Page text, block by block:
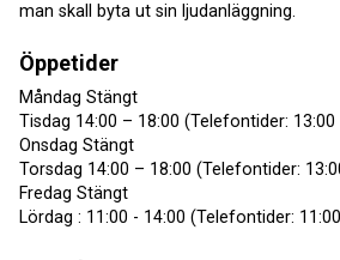
man skall byta ut sin ljudanläggning.
Öppetider
Måndag Stängt
Tisdag 14:00 – 18:00 (Telefontider: 13:00
Onsdag Stängt
Torsdag 14:00 – 18:00 (Telefontider:
Fredag Stängt
Lördag : 11:00 - 14:00 (Telefontider: